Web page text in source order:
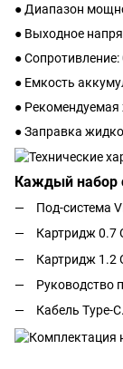
● Диапазон
● Выходное
●
● Емкость
●
● Заправка
Каждый набор
Под-система
Картридж 0.7
Картридж 1.2
Руководство
Кабель Type-C.